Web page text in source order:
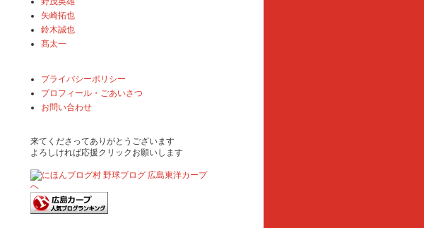
矢崎拓也
鈴木誠也
髙太一
プライバシーポリシー
プロフィール・ごあいさつ
お問い合わせ
来てくださってありがとうございます
よろしければ応援クリックお願いします